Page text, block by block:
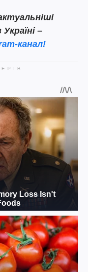
–
канал!